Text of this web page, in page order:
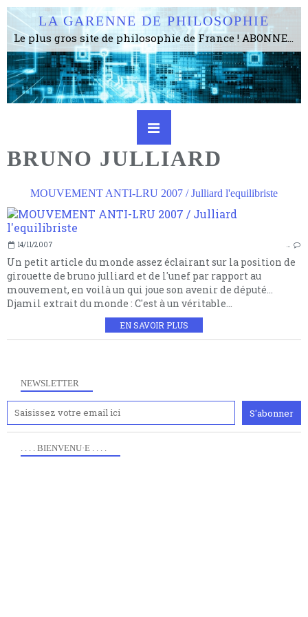
LA GARENNE DE PHILOSOPHIE
Le plus gros site de philosophie de France ! ABONNEZ-VOUS ! 4115 Articles, 1634 abonné·e·s, depuis 2006 . . . . . . . . 2 852 214 pages vues jusqu'à présent. Prestance et être apte à un plus grand nombre de choses.
BRUNO JULLIARD
MOUVEMENT ANTI-LRU 2007 / Julliard l'equilibriste
14/11/2007 …
Un petit article du monde assez éclairant sur la position de
girouette de bruno julliard et de l'unef par rapport au
mouvement, en voilà un qui joue son avenir de député...
Djamil extrait du monde : C'est à un véritable...
EN SAVOIR PLUS
NEWSLETTER
. . . . BIENVENU·E . . . .